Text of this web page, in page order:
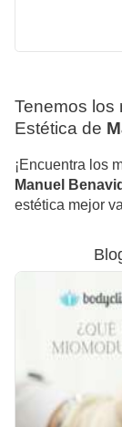
Tenemos los
Estética de
¡Encuentra los
Manuel
estética mejor